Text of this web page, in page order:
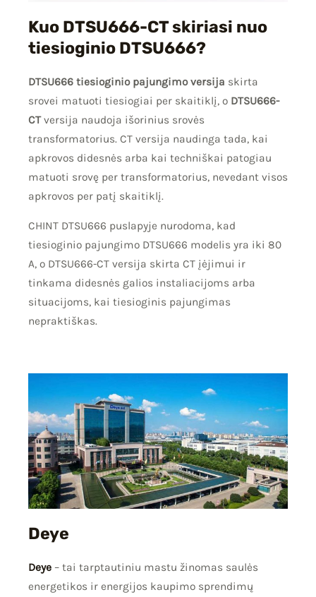
Kuo DTSU666-CT skiriasi nuo
tiesioginio DTSU666?
DTSU666 tiesioginio pajungimo versija skirta
srovei matuoti tiesiogiai per skaitiklį, o DTSU666-
CTversija naudoja išorinius srovės
transformatorius. CT versija naudinga tada, kai
apkrovos didesnės arba kai techniškai patogiau
matuoti srovę per transformatorius, nevedant visos
apkrovos per patį skaitiklį.
CHINT DTSU666 puslapyje nurodoma, kad
tiesioginio pajungimo DTSU666 modelis yra iki 80
A, o DTSU666-CT versija skirta CT įėjimui ir
tinkama didesnės galios instaliacijoms arba
situacijoms, kai tiesioginis pajungimas
nepraktiškas.
Deye
Deye – tai tarptautiniu mastu žinomas saulės
energetikos ir energijos kaupimo sprendimų